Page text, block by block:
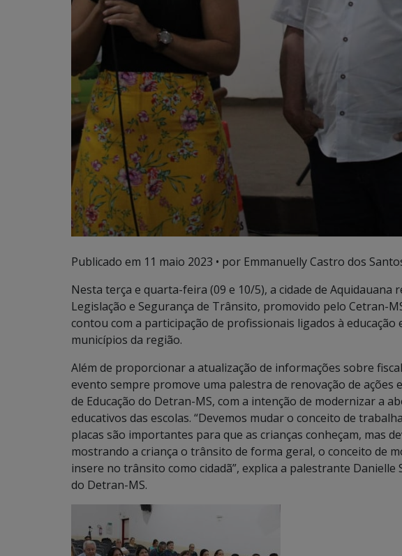
Publicado em 11 maio 2023 • por Emmanuelly Castro dos
Nesta terça e quarta-feira (09 e 10/5), a cidade de Aquidauana
Legislação e Segurança de Trânsito, promovido pelo Cetran-
contou com a participação de profissionais ligados à educação
municípios da região.
Além de proporcionar a atualização de informações sobre
evento sempre promove uma palestra de renovação de ações
de Educação do Detran-MS, com a intenção de modernizar a
educativos das escolas. “Devemos mudar o conceito de
placas são importantes para que as crianças conheçam, mas
mostrando a criança o trânsito de forma geral, o conceito de
insere no trânsito como cidadã”, explica a palestrante Danielle
do Detran-MS.